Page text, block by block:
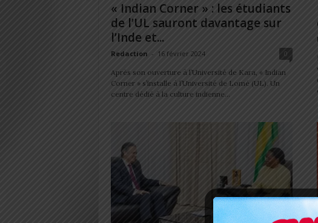
« Indian Corner » : les étudiants
de l’UL sauront davantage sur
l’Inde et...
Redaction - 16 février 2024 0
Après son ouverture à l’Université de Kara, « Indian
Corner » s’installe à l’Université de Lomé (UL). Un
centre dédié à la culture indienne...